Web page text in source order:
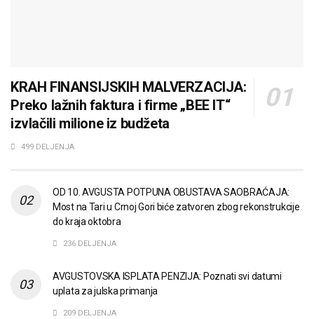
KRAH FINANSIJSKIH MALVERZACIJA:
Preko lažnih faktura i firme „BEE IT“
izvlačili milione iz budžeta
499 DELJENJA
OD 10. AVGUSTA POTPUNA OBUSTAVA SAOBRAĆAJA:
Most na Tari u Crnoj Gori biće zatvoren zbog rekonstrukcije
do kraja oktobra
236 DELJENJA
AVGUSTOVSKA ISPLATA PENZIJA: Poznati svi datumi
uplata za julska primanja
209 DELJENJA